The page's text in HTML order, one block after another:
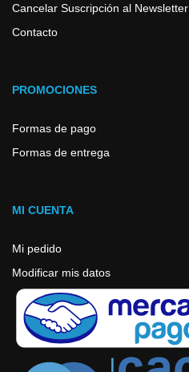
Cancelar Suscripción al Newsletter
Contacto
PROMOCIONES
Formas de pago
Formas de entrega
MI CUENTA
Mi pedido
Modificar mis datos